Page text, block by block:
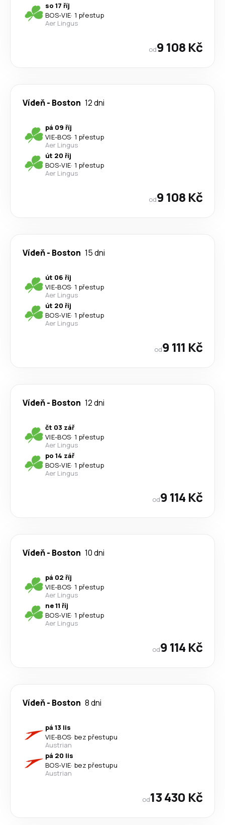
so 17 říj
BOS-VIE· 1 přestup
Aer Lingus
od9 108 Kč
Vídeň- Boston 12 dni
pá 09 říj
VIE-BOS· 1 přestup
Aer Lingus
út 20 říj
BOS-VIE· 1 přestup
Aer Lingus
od9 108 Kč
Vídeň- Boston 15 dni
út 06 říj
VIE-BOS· 1 přestup
Aer Lingus
út 20 říj
BOS-VIE· 1 přestup
Aer Lingus
od9 111 Kč
Vídeň- Boston 12 dni
čt 03 zář
VIE-BOS· 1 přestup
Aer Lingus
po 14 zář
BOS-VIE· 1 přestup
Aer Lingus
od9 114 Kč
Vídeň- Boston 10 dni
pá 02 říj
VIE-BOS· 1 přestup
Aer Lingus
ne 11 říj
BOS-VIE· 1 přestup
Aer Lingus
od9 114 Kč
Vídeň- Boston 8 dni
pá 13 lis
VIE-BOS· bez přestupu
Austrian
pá 20 lis
BOS-VIE· bez přestupu
Austrian
od13 430 Kč